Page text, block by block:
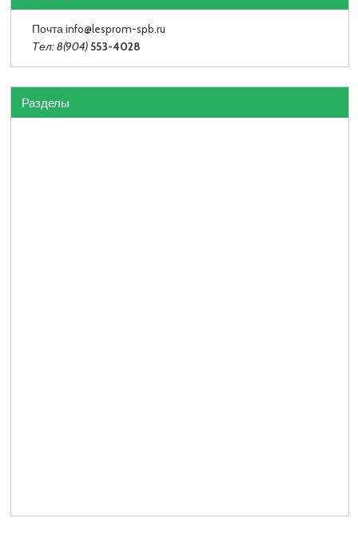
Почта info@lesprom-spb.ru
Тел: 8(904) 553-4028
Разделы